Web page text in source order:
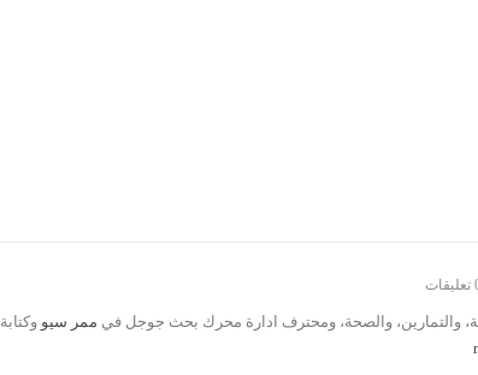
والتمارين، والصحة، ومحترف ادارة محرك بحث جوجل في ممر سيو وكتابة